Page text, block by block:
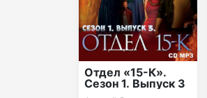
Отдел «15-К».
Сезон 1. Выпуск 3